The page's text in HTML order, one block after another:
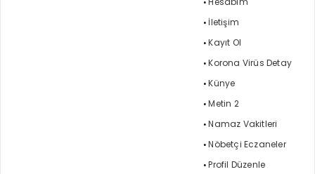
İletişim
Kayıt Ol
Korona Virüs Detay
Künye
Metin 2
Namaz Vakitleri
Nöbetçi Eczaneler
Profil Düzenle